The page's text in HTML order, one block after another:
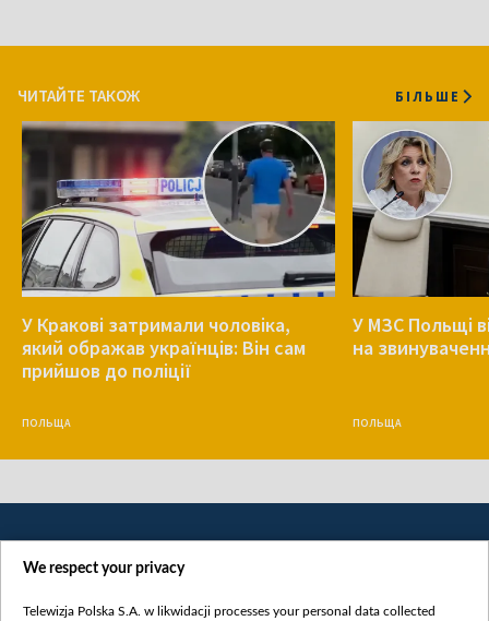
ЧИТАЙТЕ ТАКОЖ БІЛЬШЕ
У Кракові затримали чоловіка,
який ображав українців: Він сам
прийшов до поліції
ПОЛЬЩА
У МЗС Польщі
на
ПОЛЬЩА
We respect your privacy
Telewizja Polska S.A. w likwidacji processes your personal data collected